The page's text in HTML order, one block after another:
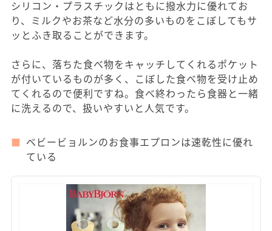
シリコン・プラスチックはともに撥水力に優れてお
り、ミルクやお茶など水分の多いものをこぼしてもサ
ッとふき取ることができます。
さらに、落ちた食べ物をキャッチしてくれるポケット
が付いているものが多く、こぼした食べ物を受け止め
てくれるので便利ですね。食べ終わったら食器と一緒
に洗えるので、扱いやすいと人気です。
ベビービョルンのお食事エプロンは速乾性に優れ
ている